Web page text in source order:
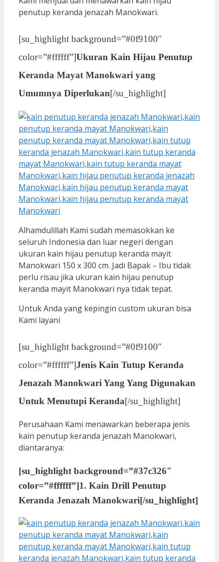
penutup keranda jenazah Manokwari.
[su_highlight background=”#0f9100″
color=”#ffffff”]Ukuran Kain Hijau Penutup
Keranda Mayat Manokwari yang
Umumnya Diperlukan[/su_highlight]
Alhamdulillah Kami sudah memasokkan ke
seluruh Indonesia dan luar negeri dengan
ukuran kain hijau penutup keranda mayit
Manokwari 150 x 300 cm. Jadi Bapak – Ibu tidak
perlu risau jika ukuran kain hijau penutup
keranda mayit Manokwari nya tidak tepat.
Untuk Anda yang kepingin custom ukuran bisa
Kami layani
[su_highlight background=”#0f9100″
color=”#ffffff”]Jenis Kain Tutup Keranda
Jenazah Manokwari Yang Yang Digunakan
Untuk Menutupi Keranda[/su_highlight]
Perusahaan Kami menawarkan beberapa jenis
kain penutup keranda jenazah Manokwari,
diantaranya:
[su_highlight background=”#37c326″
color=”#ffffff”]1. Kain Drill Penutup
Keranda Jenazah Manokwari[/su_highlight]